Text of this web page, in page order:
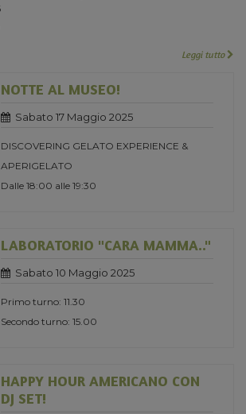
Leggi tutto
NOTTE AL MUSEO!
Sabato 17 Maggio 2025
DISCOVERING GELATO EXPERIENCE &
APERIGELATO
Dalle 18:00 alle 19:30
LABORATORIO "CARA MAMMA.."
Sabato 10 Maggio 2025
Primo turno: 11.30
Secondo turno: 15.00
HAPPY HOUR AMERICANO CON
DJ SET!